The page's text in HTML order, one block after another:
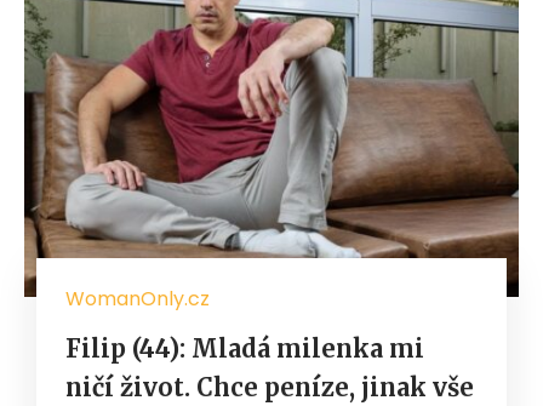
WomanOnly.cz
Filip (44): Mladá milenka mi
ničí život. Chce peníze, jinak vše